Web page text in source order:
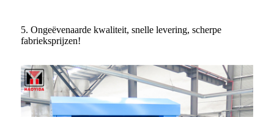
5. Ongeëvenaarde kwaliteit, snelle levering, scherpe
fabrieksprijzen!